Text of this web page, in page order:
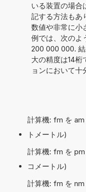
いる装置の場合
記する方法もあ
数値や非常に小
例では、次のよ
200 000 000.
大の精度は14桁
ョンにおいて十
計算機: fm を
トメートル)
計算機: fm を
コメートル)
計算機: fm を